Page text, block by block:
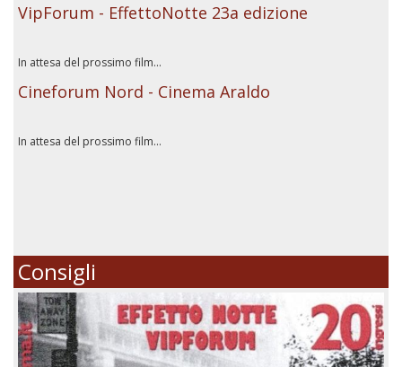
VipForum - EffettoNotte 23a edizione
In attesa del prossimo film...
Cineforum Nord - Cinema Araldo
In attesa del prossimo film...
Consigli